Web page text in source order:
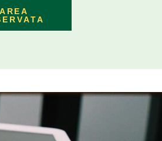
AREA